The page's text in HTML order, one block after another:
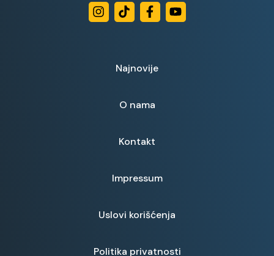
Najnovije
O nama
Kontakt
Impressum
Uslovi korišćenja
Politika privatnosti